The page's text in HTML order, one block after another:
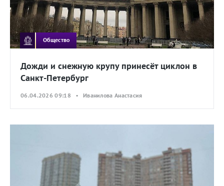
Общество
Дожди и снежную крупу принесёт циклон в
Санкт-Петербург
06.04.2026 09:18 • Иванилова Анастасия